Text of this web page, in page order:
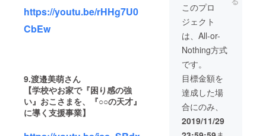
https://youtu.be/rHHg7U0
CbEw
9.渡邉美萌さん
【学校やお家で『困り感の強
い』おこさまを、『○○の天才』
に導く支援事業】
シャル
分）
（通常
価格
24,000
＊美
白・美
肌、若
返りに
も効果
あり！
いたし
ます。
※ご利期
間：２
０２０
年１月
０日迄
Ｍは、
吉テレ
番組内
および
単独コ
ンテン
種、吉
テレ媒
体で半
年間流
しま
す。 半
このプロ
ジェクト
は、All-or-
Nothing方式
です。
目標金額を
達成した場
合にのみ、
2019/11/29